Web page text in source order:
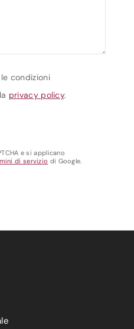
condizioni
privacy policy.
e si applicano
di servizio di Google.